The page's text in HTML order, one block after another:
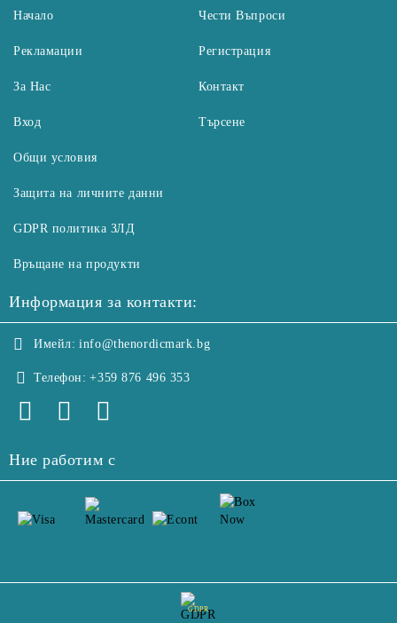
Начало
Рекламации
За Нас
Вход
Чести Въпроси
Регистрация
Контакт
Търсене
Общи условия
Защита на личните данни
GDPR политика ЗЛД
Връщане на продукти
Информация за контакти:
Имейл: info@thenordicmark.bg
Телефон: +359 876 496 353
Ние работим с
GDPR